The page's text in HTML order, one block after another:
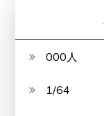
000人
1/64